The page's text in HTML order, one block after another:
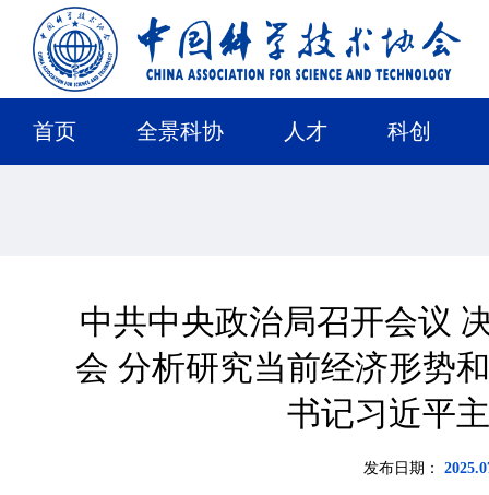
首页 全景科协 人才 科创
中共中央政治局召开会议
会 分析研究当前经济形势
书记习近平
发布日期：